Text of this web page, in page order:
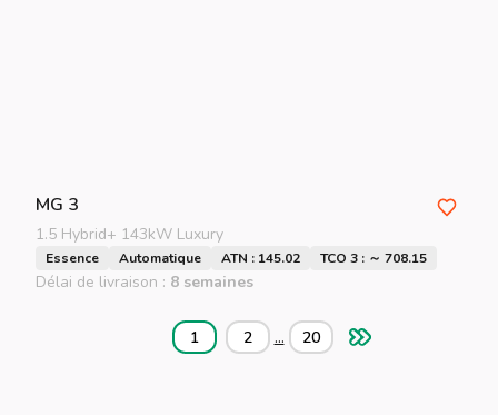
MG 3
1.5 Hybrid+ 143kW Luxury
Essence Automatique ATN : 145.02 TCO 3 : ～ 708.15
Délai de livraison : 8 semaines
1 2 ... 20